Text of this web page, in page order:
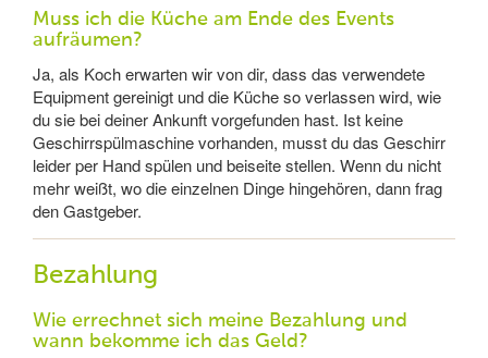
Muss ich die Küche am Ende des Events
aufräumen?
Ja, als Koch erwarten wir von dir, dass das verwendete
Equipment gereinigt und die Küche so verlassen wird, wie
du sie bei deiner Ankunft vorgefunden hast. Ist keine
Geschirrspülmaschine vorhanden, musst du das Geschirr
leider per Hand spülen und beiseite stellen. Wenn du nicht
mehr weißt, wo die einzelnen Dinge hingehören, dann frag
den Gastgeber.
Bezahlung
Wie errechnet sich meine Bezahlung und
wann bekomme ich das Geld?